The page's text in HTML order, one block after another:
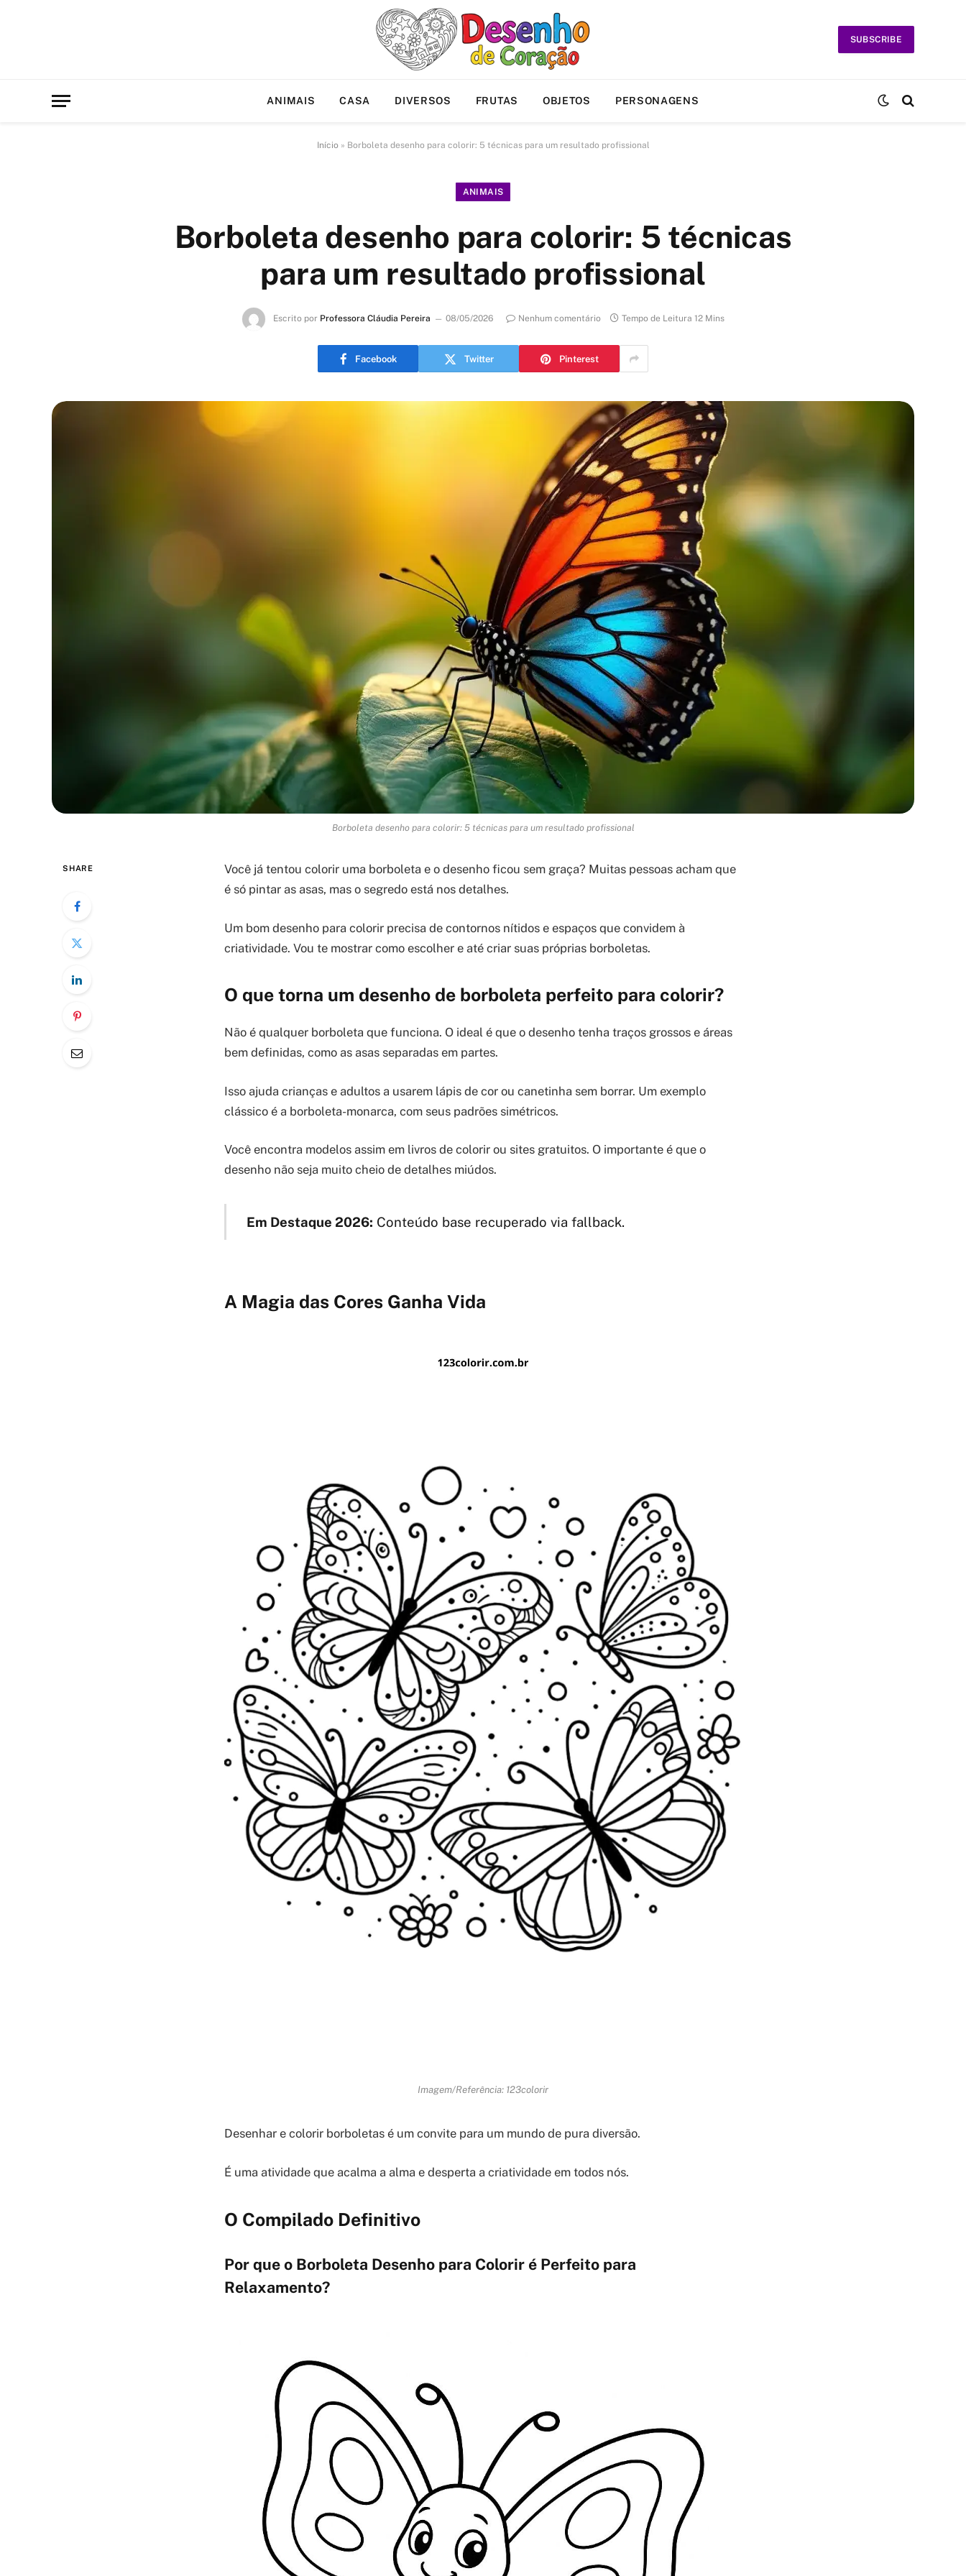
SUBSCRIBE
ANIMAIS CASA DIVERSOS FRUTAS OBJETOS PERSONAGENS
Início » Borboleta desenho para colorir: 5 técnicas para um resultado profissional
ANIMAIS
Borboleta desenho para colorir: 5 técnicas
para um resultado profissional
Escrito por Professora Cláudia Pereira 08/05/2026 Nenhum comentário Tempo de Leitura 12 Mins
Facebook Twitter Pinterest
Borboleta desenho para colorir: 5 técnicas para um resultado profissional
SHARE
Você já tentou colorir uma borboleta e o desenho ficou sem graça? Muitas pessoas acham que
é só pintar as asas, mas o segredo está nos detalhes.
Um bom desenho para colorir precisa de contornos nítidos e espaços que convidem à
criatividade. Vou te mostrar como escolher e até criar suas próprias borboletas.
O que torna um desenho de borboleta perfeito para colorir?
Não é qualquer borboleta que funciona. O ideal é que o desenho tenha traços grossos e áreas
bem definidas, como as asas separadas em partes.
Isso ajuda crianças e adultos a usarem lápis de cor ou canetinha sem borrar. Um exemplo
clássico é a borboleta-monarca, com seus padrões simétricos.
Você encontra modelos assim em livros de colorir ou sites gratuitos. O importante é que o
desenho não seja muito cheio de detalhes miúdos.
Em Destaque 2026: Conteúdo base recuperado via fallback.
A Magia das Cores Ganha Vida
Imagem/Referência: 123colorir
Desenhar e colorir borboletas é um convite para um mundo de pura diversão.
É uma atividade que acalma a alma e desperta a criatividade em todos nós.
O Compilado Definitivo
Por que o Borboleta Desenho para Colorir é Perfeito para
Relaxamento?